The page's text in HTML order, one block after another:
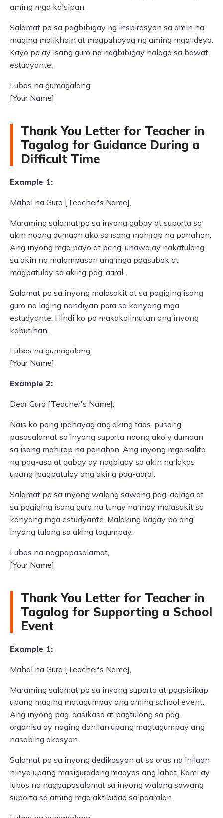
aming mga kaisipan.
Salamat po sa pagbibigay ng inspirasyon sa amin na
maging malikhain at magpahayag ng aming mga ideya.
Kayo po ay isang guro na nagbibigay halaga sa bawat
estudyante.
Lubos na gumagalang,
[Your Name]
Thank You Letter for Teacher in
Tagalog for Guidance During a
Difficult Time
Example 1:
Mahal na Guro [Teacher's Name],
Maraming salamat po sa inyong gabay at suporta sa
akin noong dumaan ako sa isang mahirap na panahon.
Ang inyong mga payo at pang-unawa ay nakatulong
sa akin na malampasan ang mga pagsubok at
magpatuloy sa aking pag-aaral.
Salamat po sa inyong malasakit at sa pagiging isang
guro na laging nandiyan para sa kanyang mga
estudyante. Hindi ko po makakalimutan ang inyong
kabutihan.
Lubos na gumagalang,
[Your Name]
Example 2:
Dear Guro [Teacher's Name],
Nais ko pong ipahayag ang aking taos-pusong
pasasalamat sa inyong suporta noong ako'y dumaan
sa isang mahirap na panahon. Ang inyong mga salita
ng pag-asa at gabay ay nagbigay sa akin ng lakas
upang ipagpatuloy ang aking pag-aaral.
Salamat po sa inyong walang sawang pag-aalaga at
sa pagiging isang guro na tunay na may malasakit sa
kanyang mga estudyante. Malaking bagay po ang
inyong tulong sa aking tagumpay.
Lubos na nagpapasalamat,
[Your Name]
Thank You Letter for Teacher in
Tagalog for Supporting a School
Event
Example 1:
Mahal na Guro [Teacher's Name],
Maraming salamat po sa inyong suporta at pagsisikap
upang maging matagumpay ang aming school event.
Ang inyong pag-aasikaso at pagtulong sa pag-
organisa ay naging dahilan upang magtagumpay ang
nasabing okasyon.
Salamat po sa inyong dedikasyon at sa oras na inilaan
ninyo upang masiguradong maayos ang lahat. Kami ay
lubos na nagpapasalamat sa inyong walang sawang
suporta sa aming mga aktibidad sa paaralan.